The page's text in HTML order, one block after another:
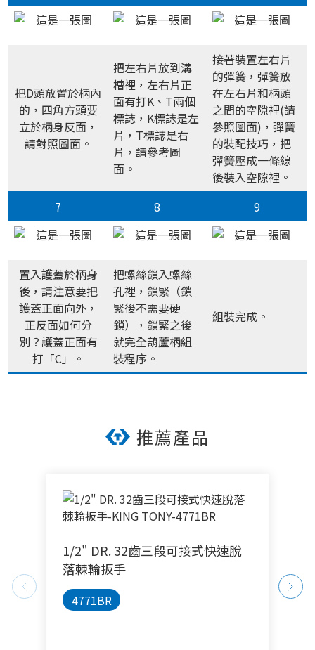
把D頭放置於柄內
的，四角方頭要
立於柄身反面，
請對照圖面。
把左右片放到溝
槽裡，左右片正
面有打K、T兩個
標誌，K標誌是左
片，T標誌是右
片，請參考圖
面。
接著裝置左右片
的彈簧，彈簧放
在左右片和柄頭
之間的空隙裡(請
參照圖面)，彈簧
的裝配技巧，把
彈簧壓成一條線
後裝入空隙裡。
7
8 9
置入護蓋於柄身
後，請注意要把
護蓋正面向外，
正反面如何分
別？護蓋正面有
打「C」。
把螺絲鎖入螺絲
孔裡，鎖緊（鎖
緊後不需要硬
鎖），鎖緊之後
就完全葫蘆柄組
裝程序。
組裝完成。
推薦產品
1/2" DR. 32齒三段可接式快速脫
落棘輪扳手
4771BR